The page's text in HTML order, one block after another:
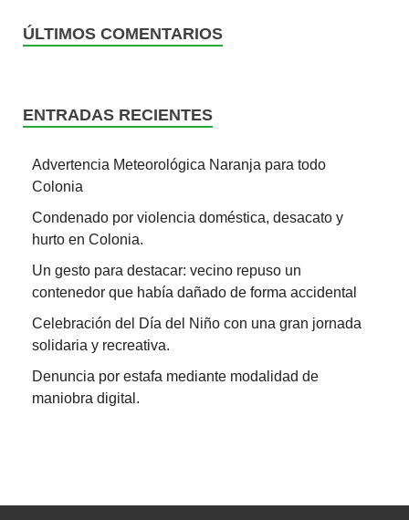
ÚLTIMOS COMENTARIOS
ENTRADAS RECIENTES
Advertencia Meteorológica Naranja para todo
Colonia
Condenado por violencia doméstica, desacato y
hurto en Colonia.
Un gesto para destacar: vecino repuso un
contenedor que había dañado de forma accidental
Celebración del Día del Niño con una gran jornada
solidaria y recreativa.
Denuncia por estafa mediante modalidad de
maniobra digital.